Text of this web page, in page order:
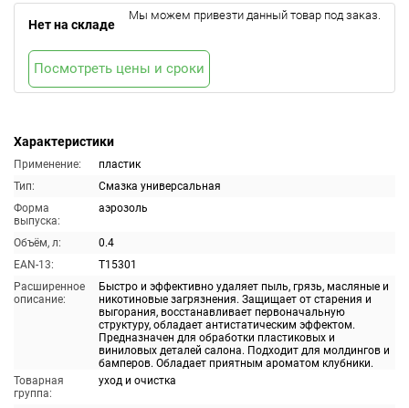
Характеристики
Применение:
пластик
Тип:
Смазка универсальная
Форма
выпуска:
аэрозоль
Объём, л:
0.4
EAN-13:
T15301
Расширенное
описание:
Быстро и эффективно удаляет пыль, грязь, масляные и
никотиновые загрязнения. Защищает от старения и
выгорания, восстанавливает первоначальную
структуру, обладает антистатическим эффектом.
Предназначен для обработки пластиковых и
виниловых деталей салона. Подходит для молдингов и
бамперов. Обладает приятным ароматом клубники.
Товарная
группа:
уход и очистка
Нет на складе
Мы можем привезти данный товар под заказ.
Посмотреть цены и сроки